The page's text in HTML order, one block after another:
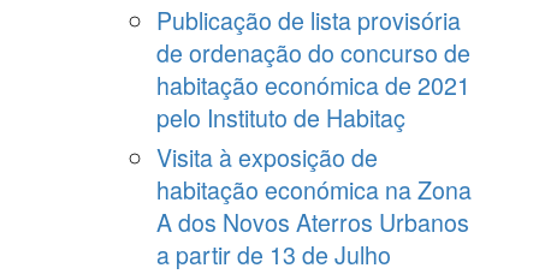
Publicação de lista provisória
de ordenação do concurso de
habitação económica de 2021
pelo Instituto de Habitaç
Visita à exposição de
habitação económica na Zona
A dos Novos Aterros Urbanos
a partir de 13 de Julho